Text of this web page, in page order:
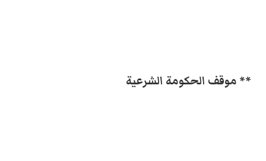
** موقف الحكومة الشرعية